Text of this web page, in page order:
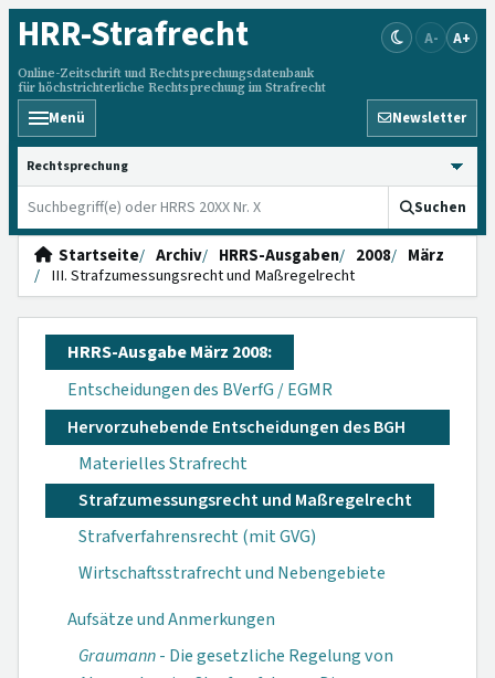
HRR-Strafrecht
Online-Zeitschrift und Rechtsprechungsdatenbank
für höchstrichterliche Rechtsprechung im Strafrecht
A- A+
Menü Newsletter
HRRS durchsuchen
Suchen
Startseite Archiv HRRS-Ausgaben 2008
März
III. Strafzumessungsrecht und Maßregelrecht
HRRS-Ausgabe März 2008:
Entscheidungen des BVerfG / EGMR
Hervorzuhebende Entscheidungen des BGH
Materielles Strafrecht
Strafzumessungsrecht und Maßregelrecht
Strafverfahrensrecht (mit GVG)
Wirtschaftsstrafrecht und Nebengebiete
Aufsätze und Anmerkungen
Graumann- Die gesetzliche Regelung von